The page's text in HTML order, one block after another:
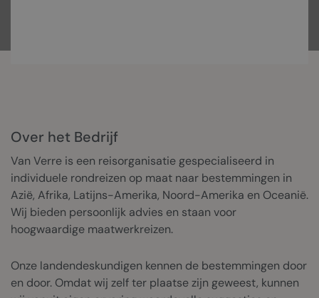
Over het Bedrijf
Van Verre is een reisorganisatie gespecialiseerd in
individuele rondreizen op maat naar bestemmingen in
Azië, Afrika, Latijns-Amerika, Noord-Amerika en Oceanië.
Wij bieden persoonlijk advies en staan voor
hoogwaardige maatwerkreizen.
Onze landendeskundigen kennen de bestemmingen door
en door. Omdat wij zelf ter plaatse zijn geweest, kunnen